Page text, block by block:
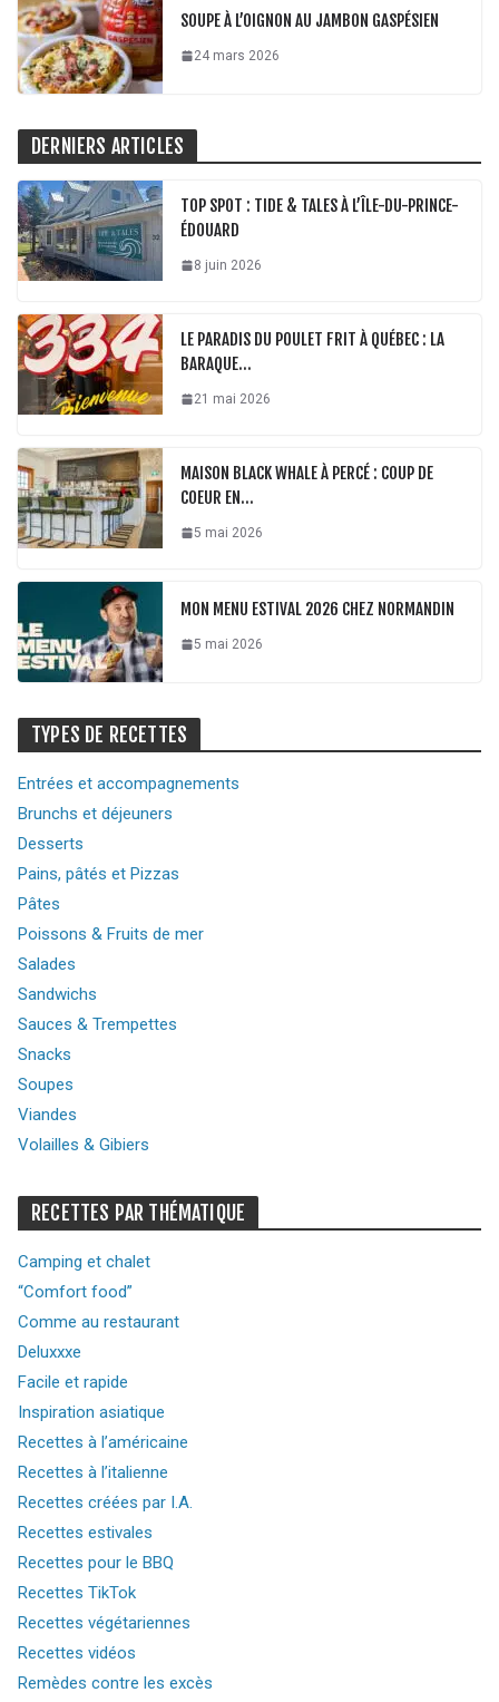
SOUPE À L’OIGNON AU JAMBON GASPÉSIEN
24 mars 2026
DERNIERS ARTICLES
TOP SPOT : TIDE & TALES À L’ÎLE-DU-PRINCE-
ÉDOUARD
8 juin 2026
LE PARADIS DU POULET FRIT À QUÉBEC : LA
BARAQUE…
21 mai 2026
MAISON BLACK WHALE À PERCÉ : COUP DE
COEUR EN…
5 mai 2026
MON MENU ESTIVAL 2026 CHEZ NORMANDIN
5 mai 2026
TYPES DE RECETTES
Entrées et accompagnements
Brunchs et déjeuners
Desserts
Pains, pâtés et Pizzas
Pâtes
Poissons & Fruits de mer
Salades
Sandwichs
Sauces & Trempettes
Snacks
Soupes
Viandes
Volailles & Gibiers
RECETTES PAR THÉMATIQUE
Camping et chalet
“Comfort food”
Comme au restaurant
Deluxxxe
Facile et rapide
Inspiration asiatique
Recettes à l’américaine
Recettes à l’italienne
Recettes créées par I.A.
Recettes estivales
Recettes pour le BBQ
Recettes TikTok
Recettes végétariennes
Recettes vidéos
Remèdes contre les excès